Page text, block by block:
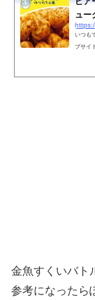
ュー
いつも
ブサイ
金魚すくいバト
参考になったら